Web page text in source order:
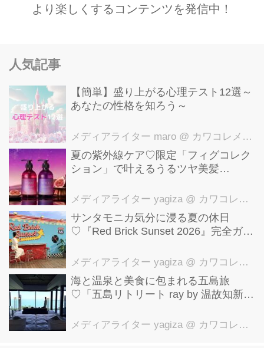
より楽しくするコンテンツを発信中！
人気記事
【簡単】盛り上がる心理テスト12選～
あなたの性格を知ろう～
メディアライター maro @ カワコレメディア編集部
夏の紫外線ケア♡限定「フィグコレク
ション」で叶えるうるツヤ美髪
メディアライター yagiza @ カワコレメディア編集部
サンタモニカ気分に浸る夏の休日
♡『Red Brick Sunset 2026』完全ガイ
メディアライター yagiza @ カワコレメディア編集部
海と温泉と美食に包まれる五島旅
♡「五島リトリート ray by 温故知新」
メディアライター yagiza @ カワコレメディア編集部